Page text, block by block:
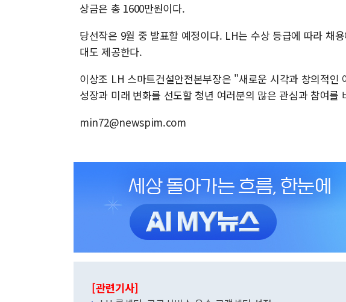
상금은 총 1600만원이다.
당선작은 9월 중 발표할 예정이다. LH는 수상 등급에 따라 채
대도 제공한다.
이상조 LH 스마트건설안전본부장은 "새로운 시각과 창의적인
성장과 미래 변화를 선도할 청년 여러분의 많은 관심과 참여를
min72@newspim.com
[관련기사]